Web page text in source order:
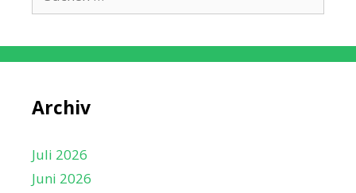
nach:
Archiv
Juli 2026
Juni 2026